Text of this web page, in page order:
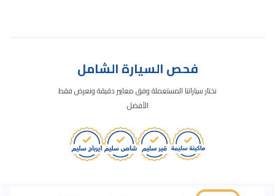
فحص السيارة الشامل
نختار سياراتنا المستعملة وفق معايير دقيقة ونعرض فقط
الأفضل